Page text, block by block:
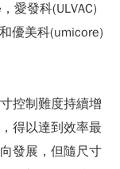
愛發科(ULVAC)
優美科(umicore)
控制難度持續增
得以達到效率最
發展，但隨尺寸